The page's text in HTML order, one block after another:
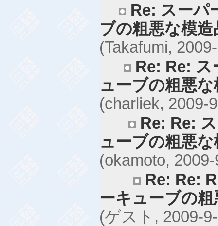
Re: スーパ
ブの粗悪な模
(Takafumi,
Re: Re: ス
ューブの粗悪
(charliek, 2009-
Re: Re:
ューブの粗悪
(okamoto,
Re: Re:
ーキューブの
(ゲスト, 2009-